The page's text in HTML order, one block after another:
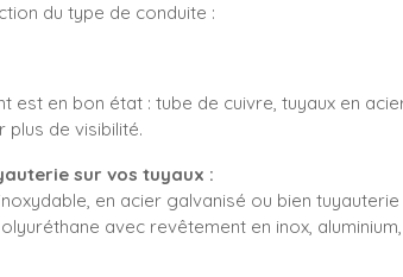
du type de conduite :
en bon état : tube de cuivre, tuyaux en
de visibilité.
sur vos tuyaux :
en acier galvanisé ou bien
avec revêtement en inox,